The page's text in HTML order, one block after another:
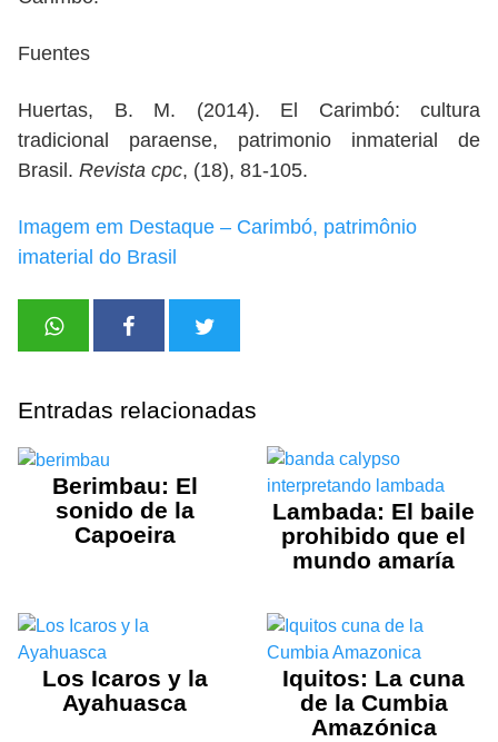
Fuentes
Huertas, B. M. (2014). El Carimbó: cultura
tradicional paraense, patrimonio inmaterial de
Brasil. Revista cpc, (18), 81-105.
Imagem em Destaque – Carimbó, patrimônio
imaterial do Brasil
Entradas relacionadas
Berimbau: El
sonido de la
Capoeira
Lambada: El baile
prohibido que el
mundo amaría
Los Icaros y la
Ayahuasca
Iquitos: La cuna
de la Cumbia
Amazónica